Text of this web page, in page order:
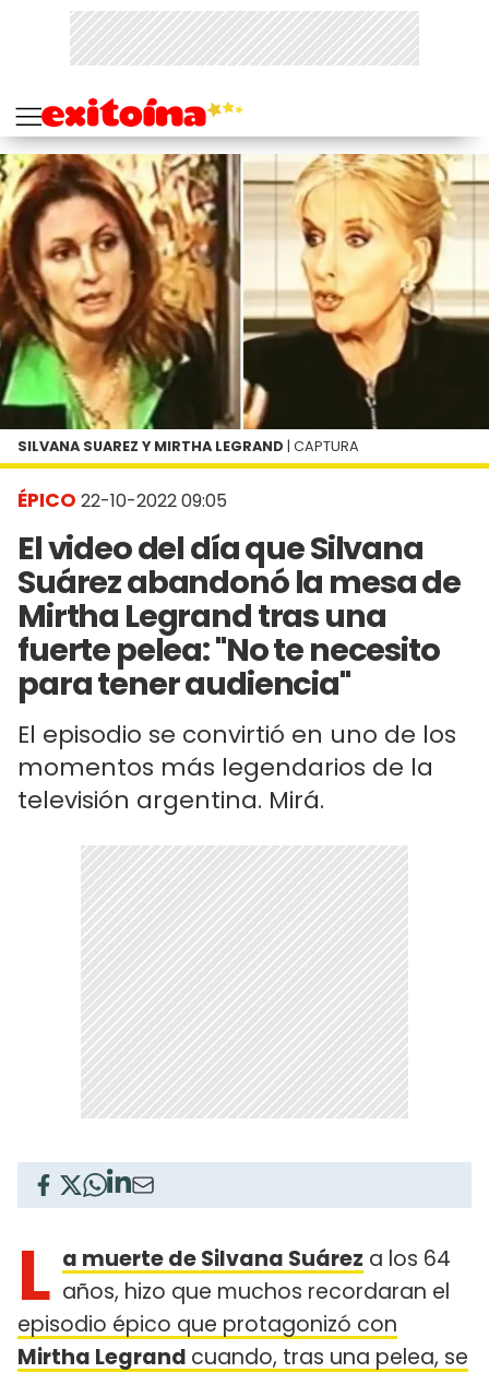
ÉPICO 22-10-2022 09:05
El video del día que Silvana
Suárez abandonó la mesa de
Mirtha Legrand tras una
fuerte pelea: "No te necesito
para tener audiencia"
El episodio se convirtió en uno de los
momentos más legendarios de la
televisión argentina. Mirá.
SILVANA SUAREZ Y MIRTHA LEGRAND | CAPTURA
L a muerte de Silvana Suárez a los 64
años, hizo que muchos recordaran el
episodio épico que protagonizó con
Mirtha Legrand cuando, tras una pelea, se